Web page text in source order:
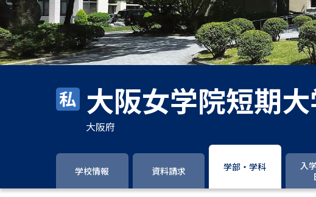
大阪女学院短期
大阪府
学校情報 資料請求 学部・学科
入